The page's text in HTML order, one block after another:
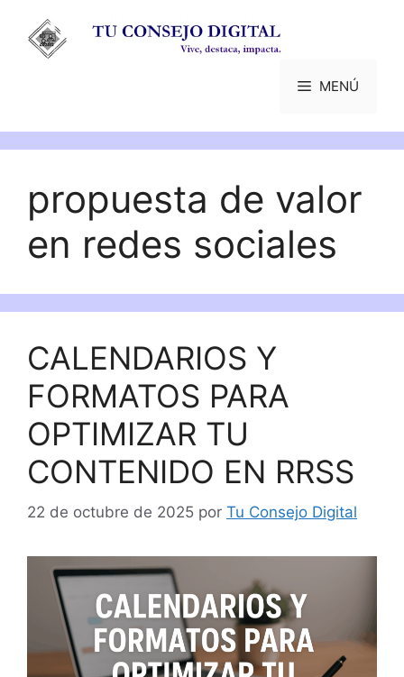
contenido
MENÚ
propuesta de valor
en redes sociales
CALENDARIOS Y
FORMATOS PARA
OPTIMIZAR TU
CONTENIDO EN RRSS
22 de octubre de 2025 por Tu Consejo Digital